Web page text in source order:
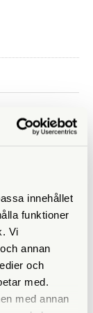
innehållet
funktioner
Vi
annan
och
med.
med annan